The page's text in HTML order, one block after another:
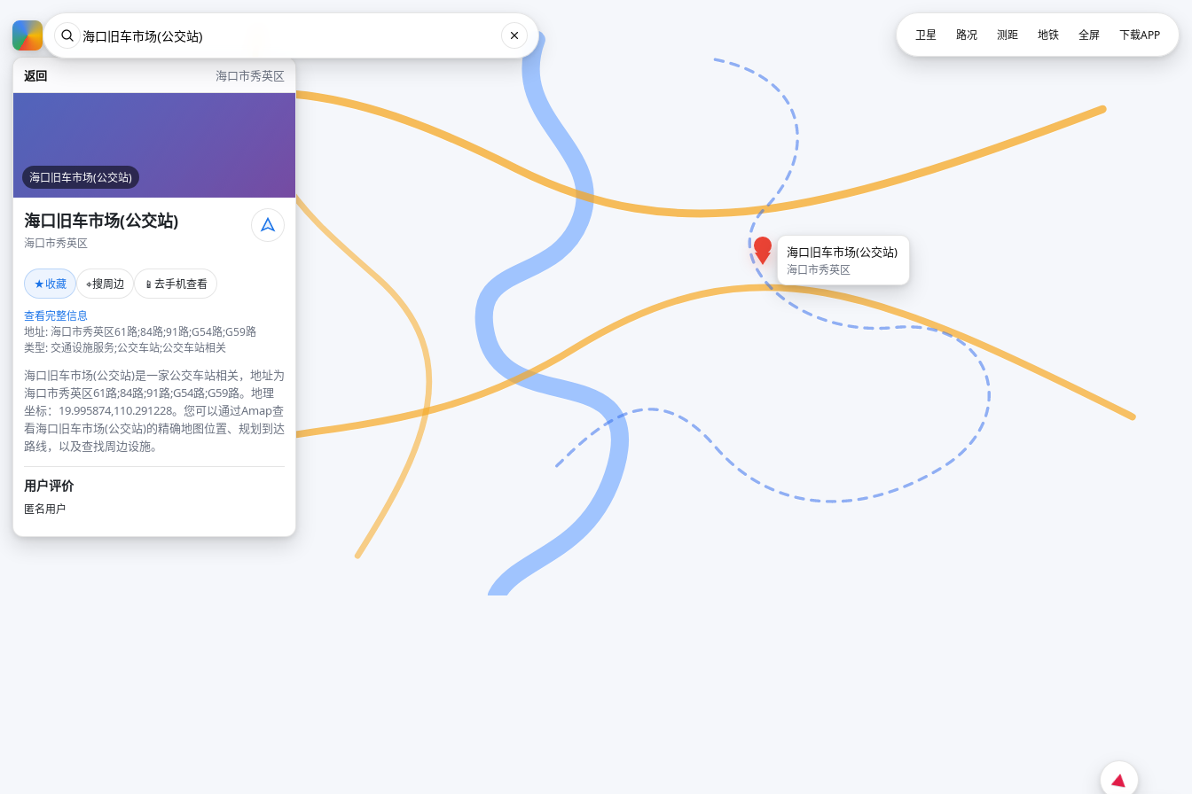
返回 海口市秀英区
海口旧车市场(公交站)
海口旧车市场(公交站)
海口市秀英区
★收藏 ⌖搜周边 📱 去手机查看
查看完整信息
地址: 海口市秀英区61路;84路;91路;G54路;G59路
类型: 交通设施服务;公交车站;公交车站相关
海口旧车市场(公交站)是一家公交车站相关，地址为
海口市秀英区61路;84路;91路;G54路;G59路。地理
坐标：19.995874,110.291228。您可以通过Amap查
看海口旧车市场(公交站)的精确地图位置、规划到达
路线，以及查找周边设施。
用户评价
匿名用户
海口旧车市场(公交站)
海口市秀英区
卫星 路况 测距 地铁 全屏 下载APP